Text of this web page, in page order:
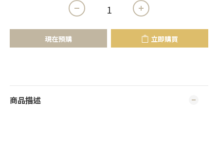
現在預購 立即購買
商品描述